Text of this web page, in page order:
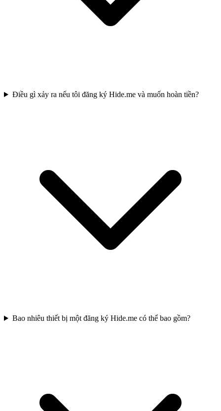
Điều gì xảy ra nếu tôi đăng ký Hide.me và muốn hoàn tiền?
Bao nhiêu thiết bị một đăng ký Hide.me có thể bao gồm?